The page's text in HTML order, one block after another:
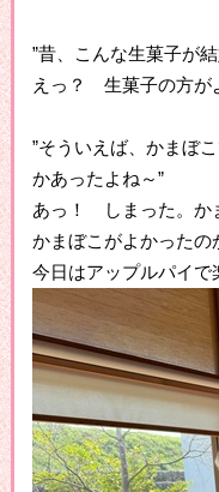
”昔、こんな生菓子が
えっ？ 生菓子の方が
”そういえば、かまぼ
かあったよね～”
あっ！ しまった。か
かまぼこがよかったの
今日はアップルパイで